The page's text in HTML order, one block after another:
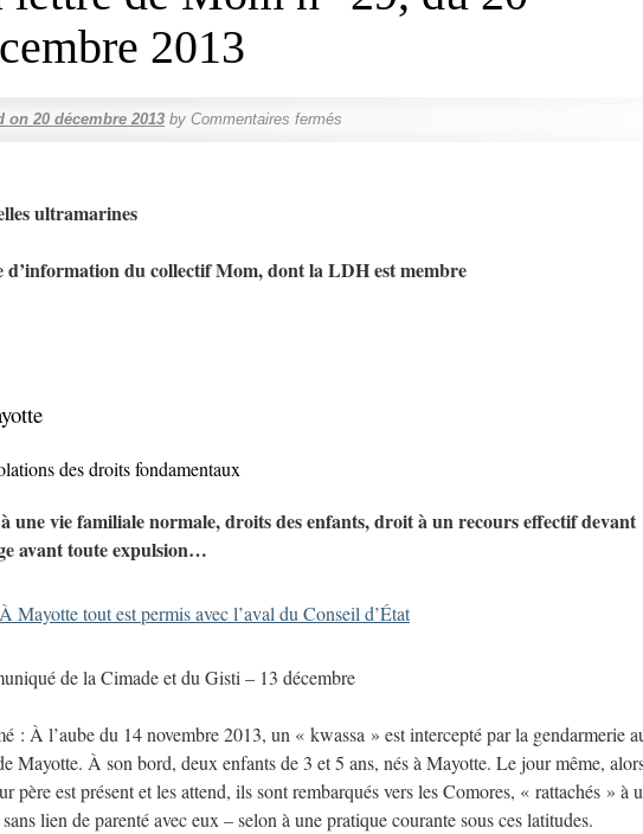
2013
on 20 décembre 2013 by Commentaires fermés
ultramarines
d’information du collectif Mom, dont la LDH est membre
des droits fondamentaux
une vie familiale normale, droits des enfants, droit à un recours effectif devant
avant toute expulsion…
À Mayotte tout est permis avec l’aval du Conseil d’État
de la Cimade et du Gisti – 13 décembre
: À l’aube du 14 novembre 2013, un « kwassa » est intercepté par la gendarmerie
Mayotte. À son bord, deux enfants de 3 et 5 ans, nés à Mayotte. Le jour même,
père est présent et les attend, ils sont rembarqués vers les Comores, « rattachés » à
lien de parenté avec eux – selon à une pratique courante sous ces latitudes.